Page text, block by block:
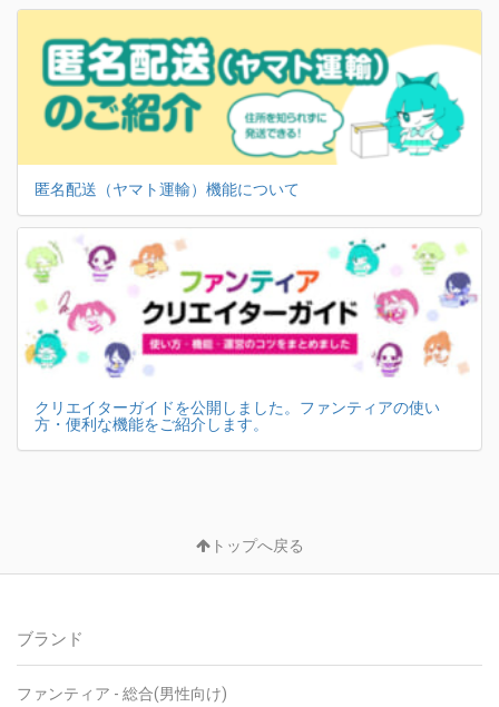
匿名配送（ヤマト運輸）機能について
クリエイターガイドを公開しました。ファンティアの使い
方・便利な機能をご紹介します。
トップへ戻る
ブランド
ファンティア - 総合(男性向け)